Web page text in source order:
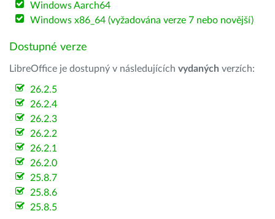
Windows Aarch64
Windows x86_64 (vyžadována verze 7 nebo novější)
Dostupné verze
LibreOffice je dostupný v následujících vydaných verzích:
26.2.5
26.2.4
26.2.3
26.2.2
26.2.1
26.2.0
25.8.7
25.8.6
25.8.5